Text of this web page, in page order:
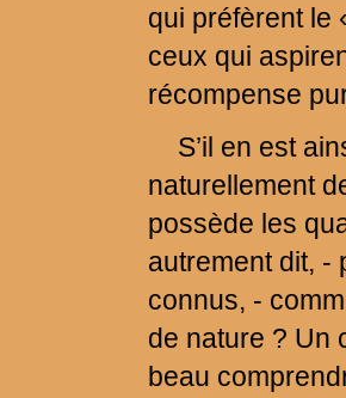
qui préfèrent le
ceux qui
récompense
S’il en est
naturellement
possède les
autrement dit, -
connus, -
de nature ? Un
beau